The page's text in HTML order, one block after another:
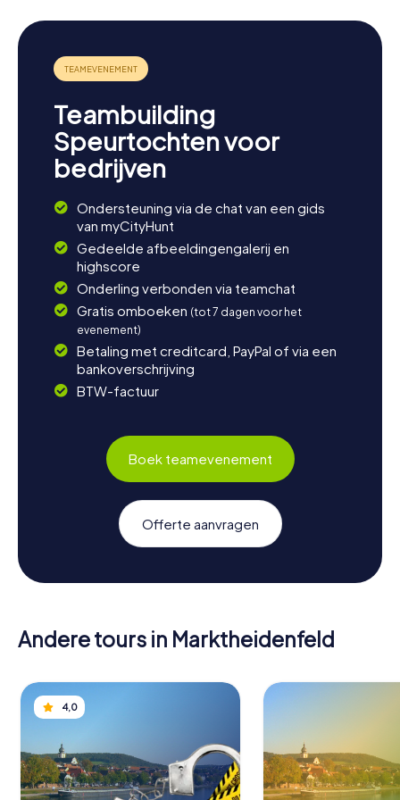
Teambuilding
Speurtochten voor
bedrijven
Ondersteuning via de chat van een gids
van myCityHunt
Gedeelde afbeeldingengalerij en
highscore
Onderling verbonden via teamchat
Gratis omboeken (tot 7 dagen voor het
evenement)
Betaling met creditcard, PayPal of via een
bankoverschrijving
BTW-factuur
Boek teamevenement
Offerte aanvragen
Andere tours in Marktheidenfeld
4,0